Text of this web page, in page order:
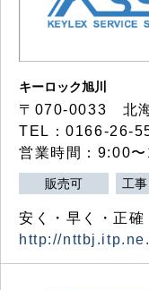
キーロック旭川
〒070-0033 北海
TEL：0166-26-
営業時間：9:00
販売可 工
安く・早く・正確
http://